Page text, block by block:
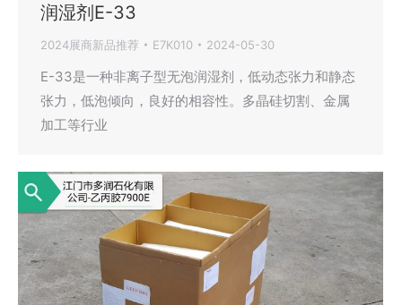
润湿剂E-33
2024展商新品推荐 E7K010 2024-05-30
E-33是一种非离子型无泡润湿剂，低动态张力和静态
张力，低泡倾向，良好的相容性。多晶硅切割、金属
加工等行业